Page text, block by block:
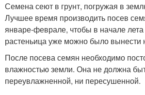
Семена сеют в грунт, погружая в
Лучшее время производить посев
январе-феврале, чтобы в начале
растеньица уже можно было вынести
После посева семян необходимо
влажностью земли. Она не должна
переувлажненной, ни пересушенной.